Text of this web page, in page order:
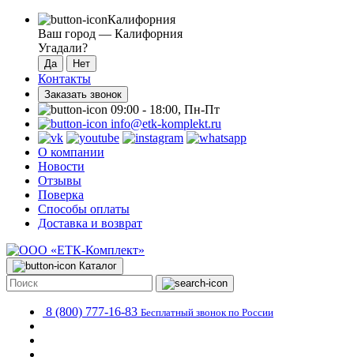
Калифорния
Ваш город — Калифорния
Угадали?
Контакты
Заказать звонок
09:00 - 18:00, Пн-Пт
info@etk-komplekt.ru
О компании
Новости
Отзывы
Поверка
Способы оплаты
Доставка и возврат
Каталог
8 (800) 777-16-83 Бесплатный звонок по России